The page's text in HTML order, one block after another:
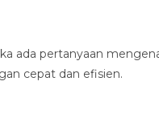
ada pertanyaan
cepat dan efisien.